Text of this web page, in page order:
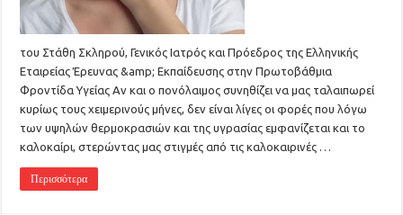
του Στάθη Σκληρού, Γενικός Ιατρός και Πρόεδρος της Ελληνικής
Εταιρείας Έρευνας &amp; Εκπαίδευσης στην Πρωτοβάθμια
Φροντίδα Υγείας Αν και ο πονόλαιμος συνηθίζει να μας ταλαιπωρεί
κυρίως τους χειμερινούς μήνες, δεν είναι λίγες οι φορές που λόγω
των υψηλών θερμοκρασιών και της υγρασίας εμφανίζεται και το
καλοκαίρι, στερώντας μας στιγμές από τις καλοκαιρινές …
Περισσότερα